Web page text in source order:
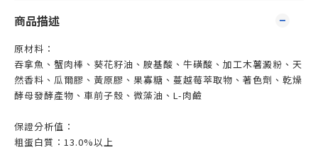
商品描述
原材料：
吞拿魚、蟹肉棒、葵花籽油、胺基酸、牛磺酸、加工木薯澱粉、天
然香料、瓜爾膠、黃原膠、果寡糖、蔓越莓萃取物、著色劑、乾燥
酵母發酵產物、車前子殼、微藻油、L-肉鹼
保證分析值：
粗蛋白質：13.0%以上